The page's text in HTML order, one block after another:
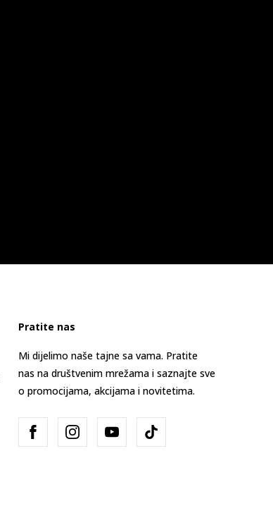
Pratite nas
Mi dijelimo naše tajne sa vama. Pratite
nas na društvenim mrežama i saznajte sve
o promocijama, akcijama i novitetima.